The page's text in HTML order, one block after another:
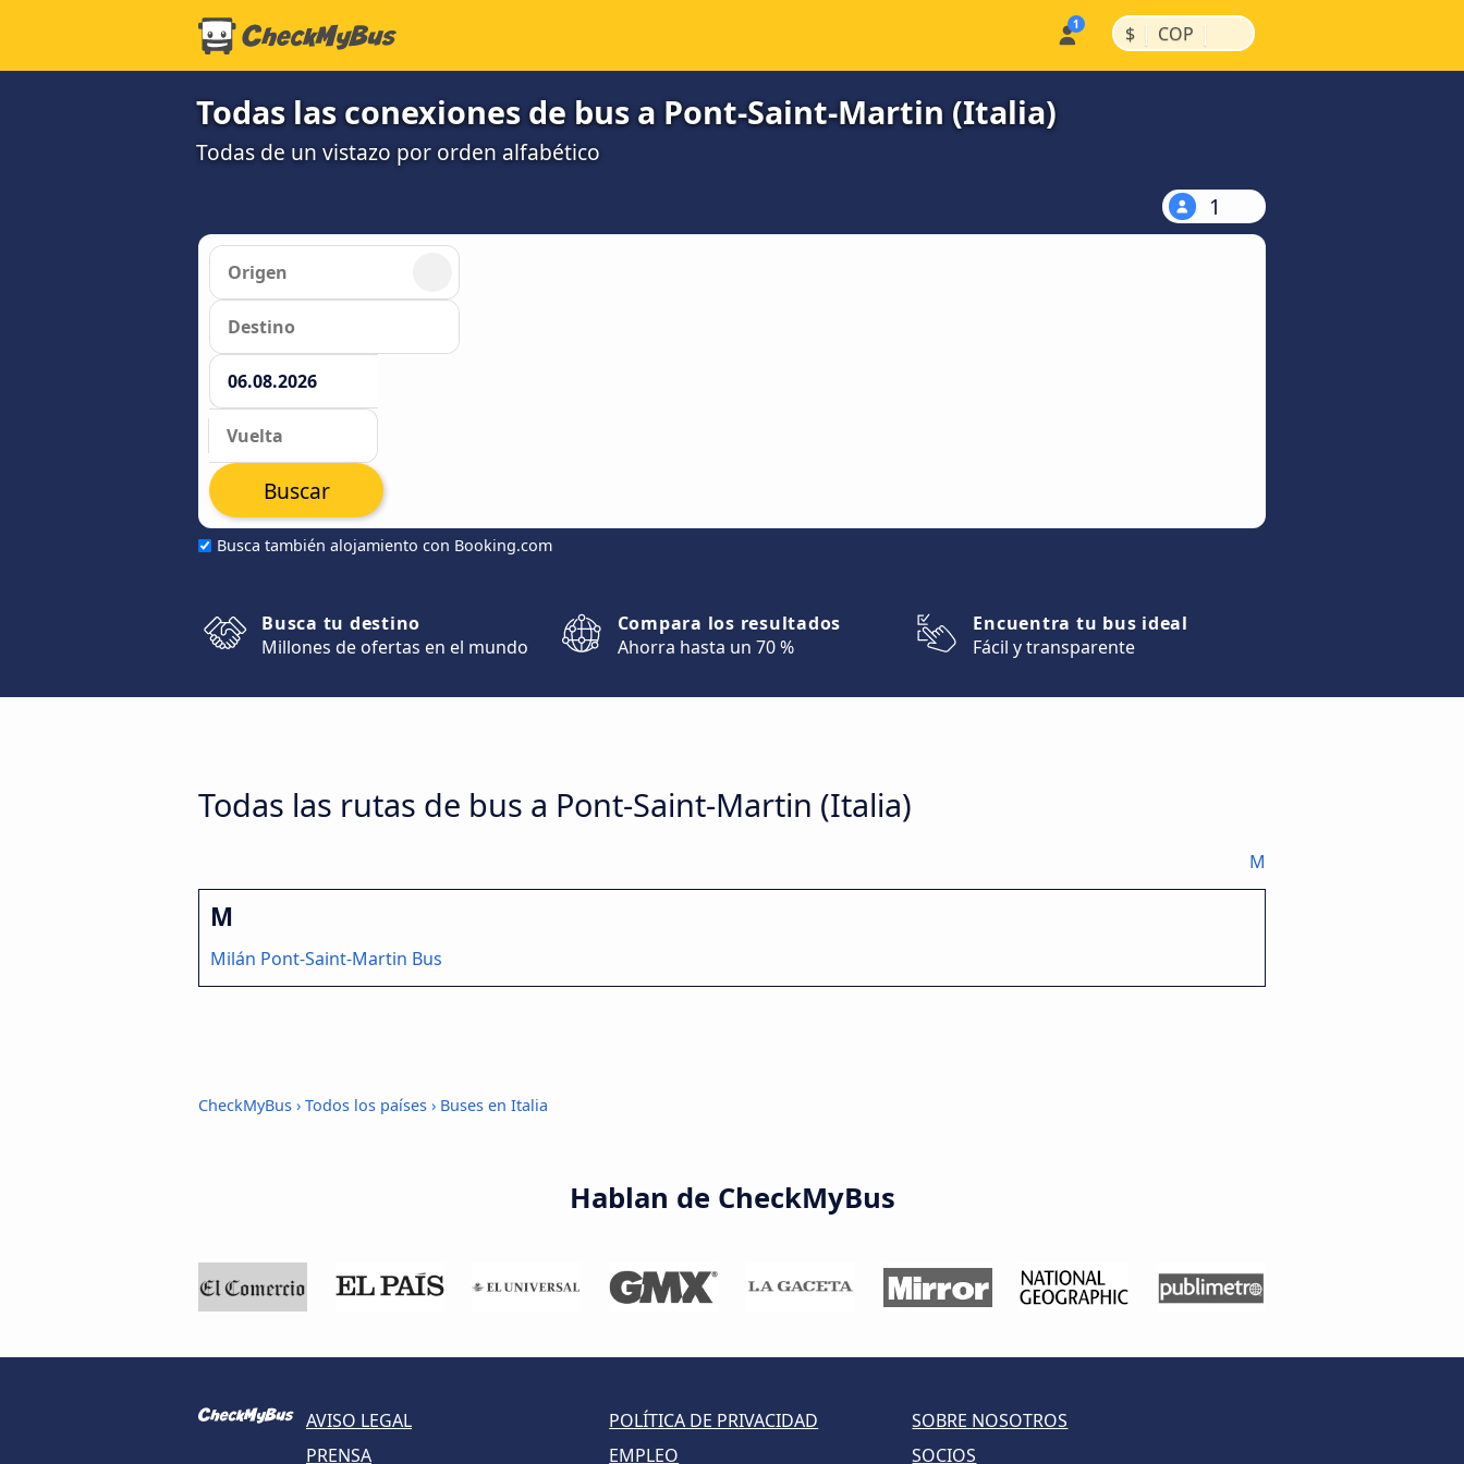
$ | COP |
Todas las conexiones de bus a Pont-Saint-Martin (Italia)
Todas de un vistazo por orden alfabético
1
Busca también alojamiento con Booking.com
Buscar
Busca tu destino
Millones de ofertas en el mundo
Compara los resultados
Ahorra hasta un 70 %
Encuentra tu bus ideal
Fácil y transparente
Todas las rutas de bus a Pont-Saint-Martin (Italia)
M
M
Milán Pont-Saint-Martin Bus
CheckMyBus › Todos los países › Buses en Italia
Hablan de CheckMyBus
AVISO LEGAL POLÍTICA DE PRIVACIDAD
SOBRE NOSOTROS
PRENSA
EMPLEO SOCIOS